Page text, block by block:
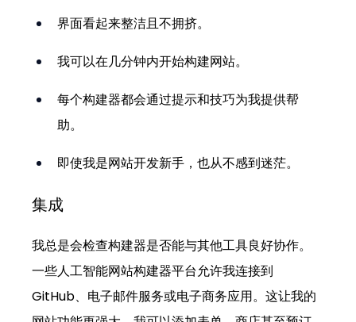
界面看起来整洁且不拥挤。
我可以在几分钟内开始构建网站。
每个构建器都会通过提示和技巧为我提供帮
助。
即使我是网站开发新手，也从不感到迷茫。
集成
我总是会检查构建器是否能与其他工具良好协作。
一些人工智能网站构建器平台允许我连接到
GitHub、电子邮件服务或电子商务应用。这让我的